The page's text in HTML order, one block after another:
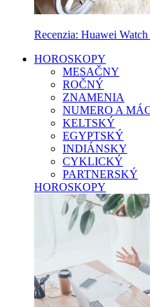
Recenzia: Huawei
HOROSKOPY
MESAČNY
ROČNÝ
ZNAMENIA
NUMERO A
KELTSKÝ
EGYPTSKÝ
INDIÁNSKY
CYKLICKÝ
PARTNERSKÝ
HOROSKOPY